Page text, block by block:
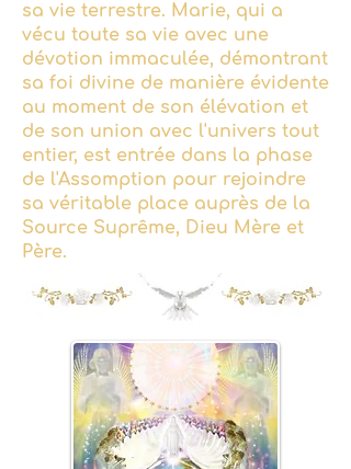
sa vie terrestre. Marie, qui a
vécu toute sa vie avec une
dévotion immaculée, démontrant
sa foi divine de manière évidente
au moment de son élévation et
de son union avec l'univers tout
entier, est entrée dans la phase
de l'Assomption pour rejoindre
sa véritable place auprès de la
Source Suprême, Dieu Mère et
Père.